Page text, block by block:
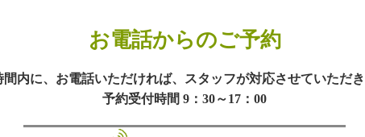
お電話からのご予約
間内に、お電話いただければ、スタッフが対応させていただ
予約受付時間 9：30～17：00